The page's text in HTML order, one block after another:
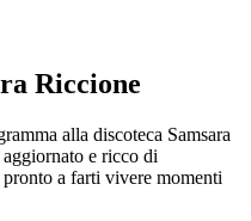
Riccione
alla discoteca Samsara
e ricco di
a farti vivere momenti